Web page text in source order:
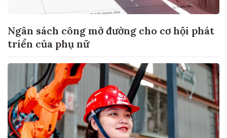
Ngân sách công mở đường cho cơ hội phát
triển của phụ nữ